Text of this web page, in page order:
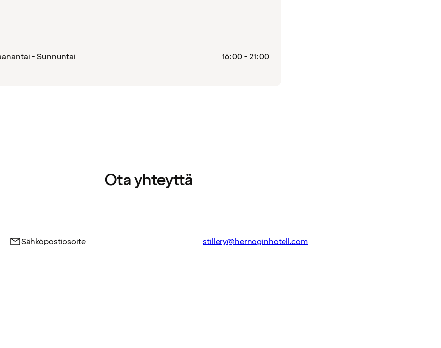
- Sunnuntai 16:00 - 21:00
Ota yhteyttä
Sähköpostiosoite stillery@hernoginhotell.com